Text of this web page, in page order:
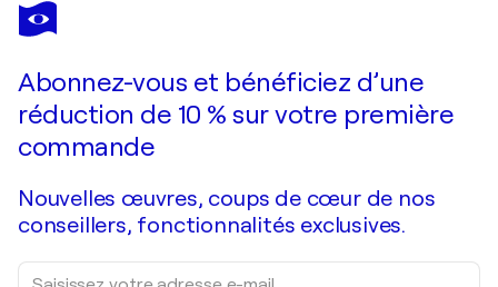
ALEXANDER CALDER
Spirales
Abonnez-vous et bénéficiez d’une
réduction de 10 % sur votre première
commande
Nouvelles œuvres, coups de cœur de nos
conseillers, fonctionnalités exclusives.